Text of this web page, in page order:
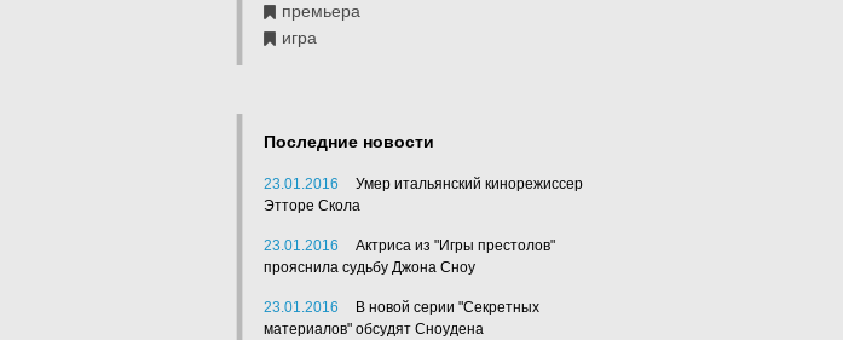
премьера
игра
Последние новости
23.01.2016
Умер итальянский кинорежиссер
Этторе Скола
23.01.2016
Актриса из "Игры престолов"
прояснила судьбу Джона Сноу
23.01.2016
В новой серии "Секретных
материалов" обсудят Сноудена